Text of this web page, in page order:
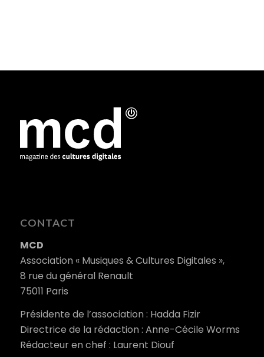
CONTACT
MCD
Association « Musiques & Cultures Digitales »,
8 rue du général Renault
75011 Paris
Présidente de l’association : Hadda Fizir
Directrice de la rédaction : Anne-Cécile Worms
Rédacteur en chef : Laurent Diouf